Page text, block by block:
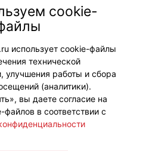
контрактное
(private label/OEM) и
продукции под
ритейла.
cookie-
использует cookie-файлы
технической
улучшения работы и сбора
(аналитики).
вы даете согласие на
файлов в соответствии с